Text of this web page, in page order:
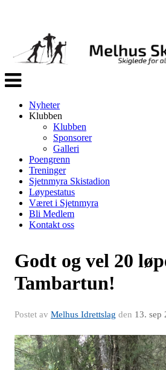
Veksle
navigasjon
Nyheter
Klubben
Klubben
Sponsorer
Galleri
Poengrenn
Treninger
Sjetnmyra Skistadion
Løypestatus
Været i Sjetnmyra
Bli Medlem
Kontakt oss
Godt og vel 20
Tambartun!
Postet av Melhus Idrettslag den 13. sep